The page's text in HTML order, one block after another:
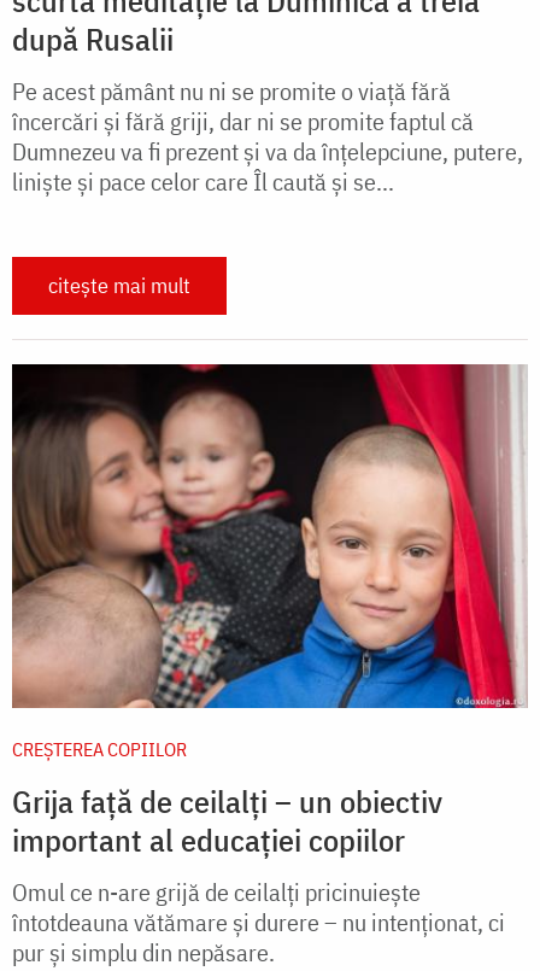
după Rusalii
Pe acest pământ nu ni se promite o viață fără
încercări și fără griji, dar ni se promite faptul că
Dumnezeu va fi prezent și va da înțelepciune, putere,
liniște și pace celor care Îl caută și se...
citește mai mult
CREŞTEREA COPIILOR
Grija față de ceilalți – un obiectiv
important al educației copiilor
Omul ce n-are grijă de ceilalți pricinuiește
întotdeauna vătămare și durere – nu intenționat, ci
pur și simplu din nepăsare.